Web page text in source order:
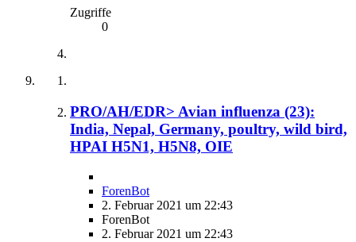
Zugriffe
0
PRO/AH/EDR> Avian influenza (23):
India, Nepal, Germany, poultry, wild bird,
HPAI H5N1, H5N8, OIE
ForenBot
2. Februar 2021 um 22:43
ForenBot
2. Februar 2021 um 22:43